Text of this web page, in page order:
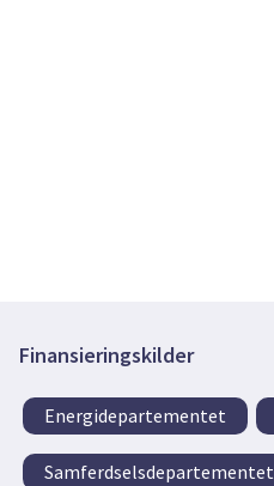
Finansieringskilder
Energidepartementet
Samferdselsdepartementet